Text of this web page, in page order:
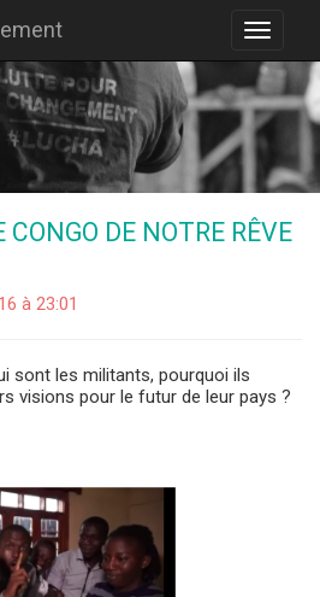
CONGO DE NOTRE RÊVE
à 23:01
sont les militants, pourquoi ils
visions pour le futur de leur pays ?